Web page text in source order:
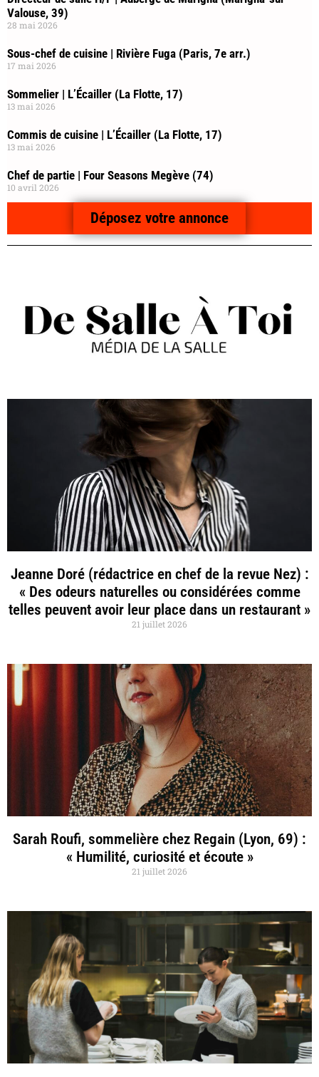
Valouse, 39)
28 mai 2026
Sous-chef de cuisine | Rivière Fuga (Paris, 7e arr.)
17 mai 2026
Sommelier | L’Écailler (La Flotte, 17)
13 mai 2026
Commis de cuisine | L’Écailler (La Flotte, 17)
13 mai 2026
Chef de partie | Four Seasons Megève (74)
10 avril 2026
Déposez votre annonce
Jeanne Doré (rédactrice en chef de la revue Nez) :
« Des odeurs naturelles ou considérées comme
telles peuvent avoir leur place dans un restaurant »
21 juillet 2026
Sarah Roufi, sommelière chez Regain (Lyon, 69) :
« Humilité, curiosité et écoute »
21 juillet 2026